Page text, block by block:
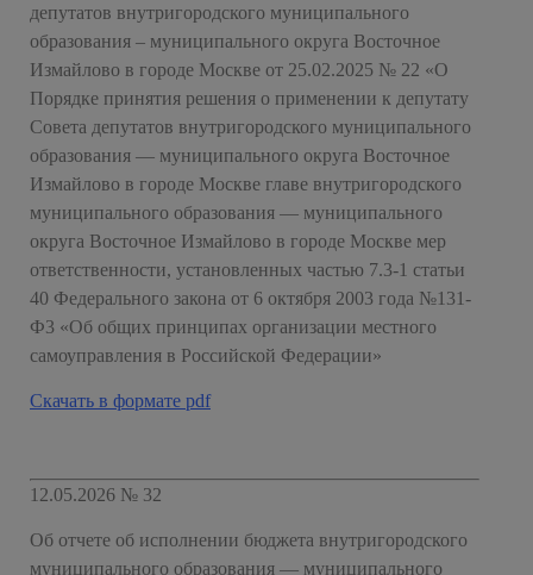
депутатов внутригородского муниципального
образования – муниципального округа Восточное
Измайлово в городе Москве от 25.02.2025 № 22 «О
Порядке принятия решения о применении к депутату
Совета депутатов внутригородского муниципального
образования — муниципального округа Восточное
Измайлово в городе Москве главе внутригородского
муниципального образования — муниципального
округа Восточное Измайлово в городе Москве мер
ответственности, установленных частью 7.3-1 статьи
40 Федерального закона от 6 октября 2003 года №131-
Ф3 «Об общих принципах организации местного
самоуправления в Российской Федерации»
Скачать в формате pdf
12.05.2026 № 32
Об отчете об исполнении бюджета внутригородского
муниципального образования — муниципального